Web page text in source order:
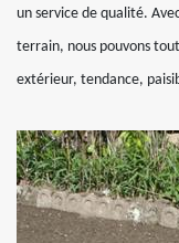
un service de qualité.
terrain, nous pouvons
extérieur, tendance,